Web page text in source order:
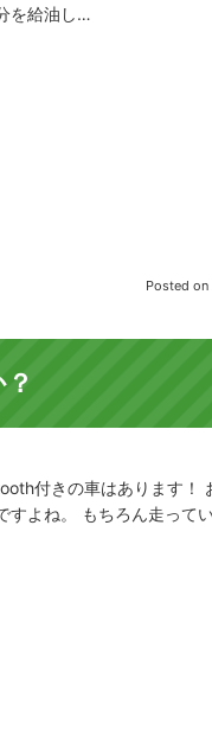
を給油し…
Posted on
付きの車はあります！
すよね。 もちろん走って